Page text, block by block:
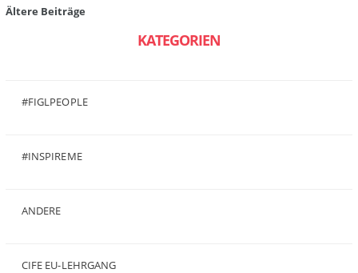
Beitragsnavigation
Ältere Beiträge
KATEGORIEN
#FIGLPEOPLE
#INSPIREME
ANDERE
CIFE EU-LEHRGANG